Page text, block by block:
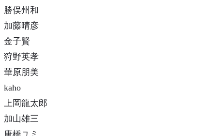
勝俣州和
加藤晴彦
金子賢
狩野英孝
華原朋美
kaho
上岡龍太郎
加山雄三
唐橋ユミ